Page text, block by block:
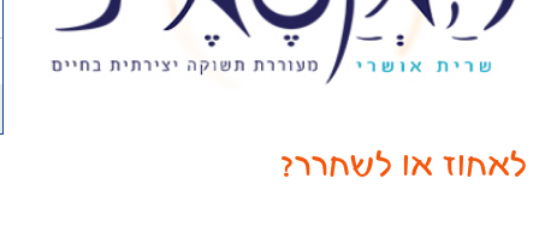
לאחוז או לשחרר?